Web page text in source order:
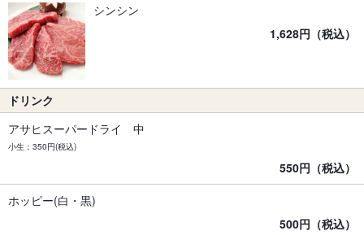
シンシン
1,628円（税込）
ドリンク
アサヒスーパードライ 中
小生：350円(税込)
550円（税込）
ホッピー(白・黒)
500円（税込）